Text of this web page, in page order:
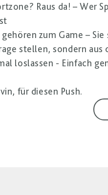
Raus da! – Wer
zum Game –
stellen, sondern aus
loslassen - Einfach
für diesen Push.